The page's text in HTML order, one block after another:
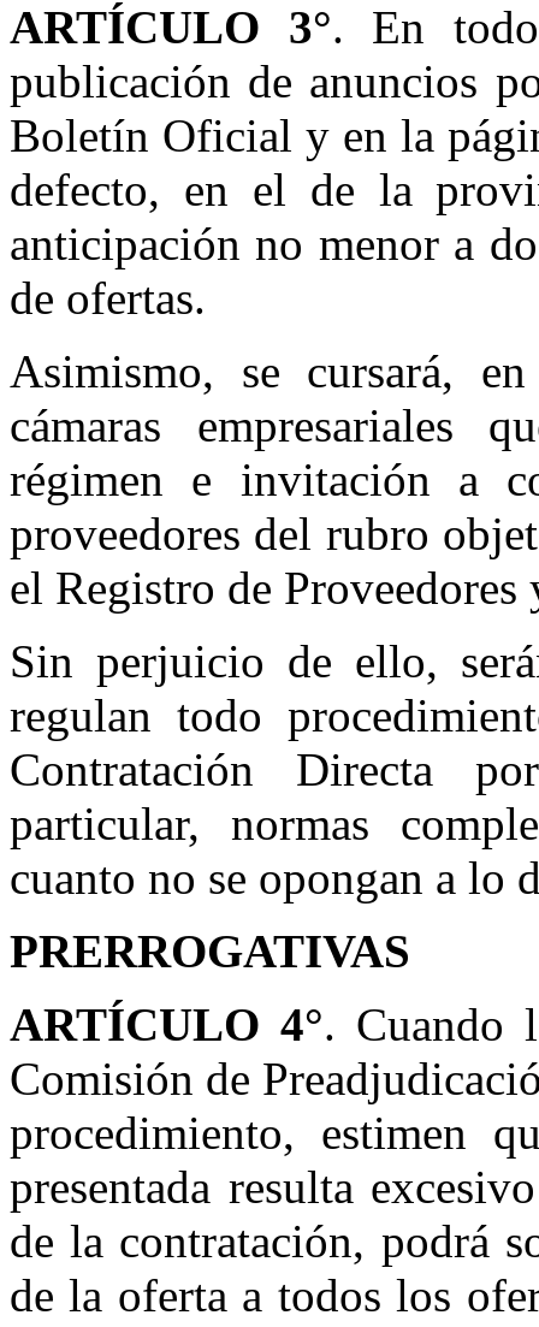
ARTÍCULO 3°. En
publicación de anuncios
Boletín Oficial y en la
defecto, en el de la
anticipación no menor a
de ofertas.
Asimismo, se cursará,
cámaras empresariales
régimen e invitación a
proveedores del rubro
el Registro de
Sin perjuicio de ello,
regulan todo
Contratación Directa
particular, normas
cuanto no se opongan a lo
PRERROGATIVAS
ARTÍCULO 4°. Cuando
Comisión de
procedimiento, estimen
presentada resulta
de la contratación, podrá
de la oferta a todos los